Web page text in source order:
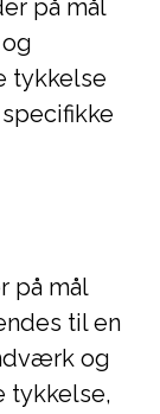
på mål
tykkelse
på mål
til en
og
tykkelse,